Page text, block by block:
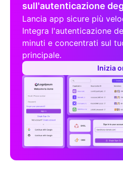
sull'autenticazione
Lancia app sicure più
Integra l'autenticazione
minuti e concentrati sul
principale.
Inizia